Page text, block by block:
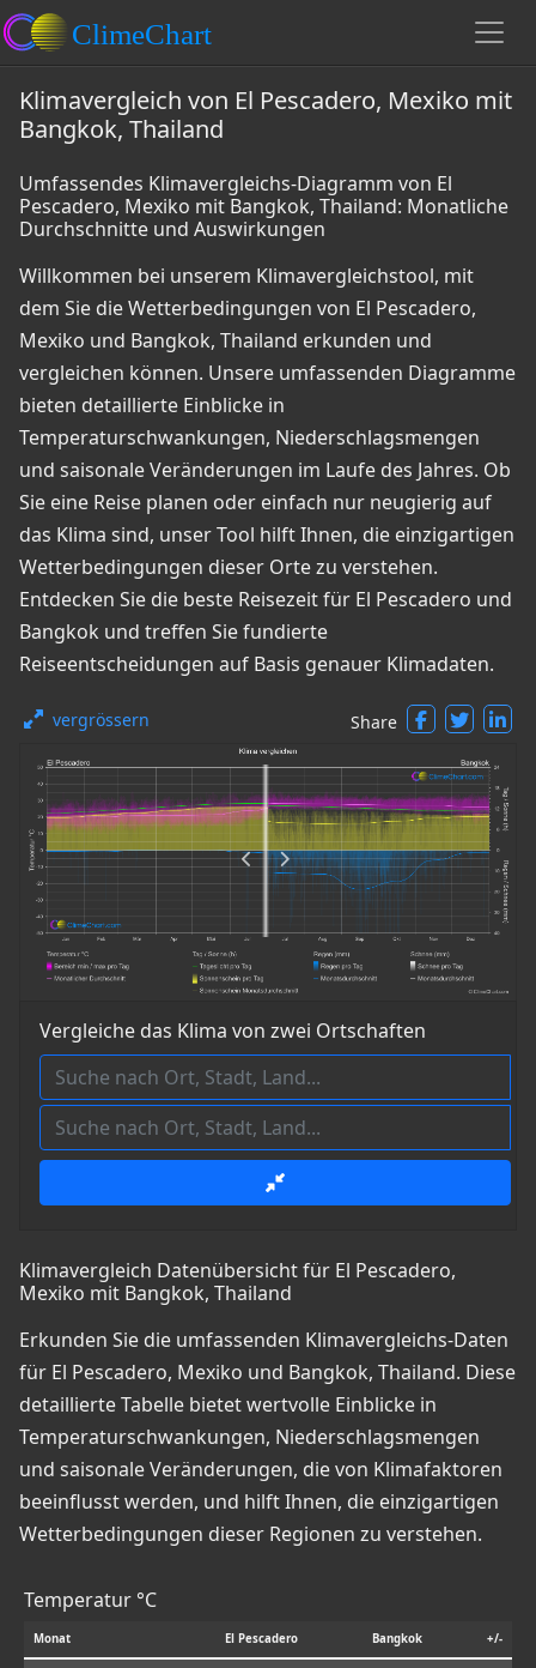
Klimavergleich von El Pescadero, Mexiko mit
Bangkok, Thailand
Umfassendes Klimavergleichs-Diagramm von El
Pescadero, Mexiko mit Bangkok, Thailand: Monatliche
Durchschnitte und Auswirkungen
Willkommen bei unserem Klimavergleichstool, mit
dem Sie die Wetterbedingungen von El Pescadero,
Mexiko und Bangkok, Thailand erkunden und
vergleichen können. Unsere umfassenden Diagramme
bieten detaillierte Einblicke in
Temperaturschwankungen, Niederschlagsmengen
und saisonale Veränderungen im Laufe des Jahres. Ob
Sie eine Reise planen oder einfach nur neugierig auf
das Klima sind, unser Tool hilft Ihnen, die einzigartigen
Wetterbedingungen dieser Orte zu verstehen.
Entdecken Sie die beste Reisezeit für El Pescadero und
Bangkok und treffen Sie fundierte
Reiseentscheidungen auf Basis genauer Klimadaten.
vergrössern Share
Vergleiche das Klima von zwei Ortschaften
Klimavergleich Datenübersicht für El Pescadero,
Mexiko mit Bangkok, Thailand
Erkunden Sie die umfassenden Klimavergleichs-Daten
für El Pescadero, Mexiko und Bangkok, Thailand. Diese
detaillierte Tabelle bietet wertvolle Einblicke in
Temperaturschwankungen, Niederschlagsmengen
und saisonale Veränderungen, die von Klimafaktoren
beeinflusst werden, und hilft Ihnen, die einzigartigen
Wetterbedingungen dieser Regionen zu verstehen.
Temperatur °C
Monat El Pescadero Bangkok +/-